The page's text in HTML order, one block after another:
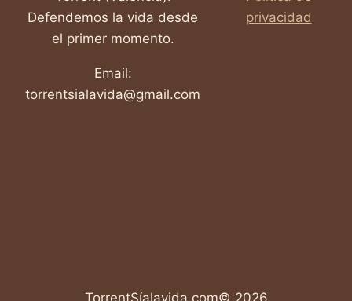
Defendemos la vida desde
el primer momento.
Email:
torrentsialavida@gmail.com
privacidad
TorrentSíalavida.com© 2026